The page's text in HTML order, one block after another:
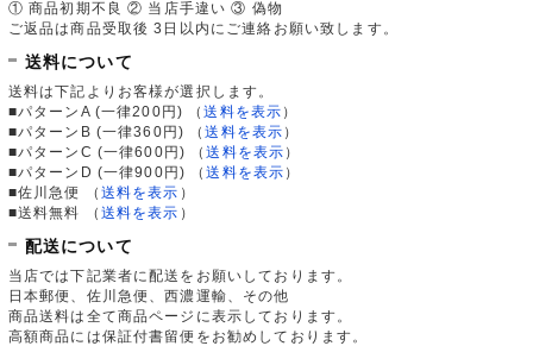
① 商品初期不良 ② 当店手違い ③ 偽物
ご返品は商品受取後 3日以内にご連絡お願い致します。
送料について
送料は下記よりお客様が選択します。
■パターンA (一律200円)
（送料を表示 ）
■パターンB (一律360円)
（送料を表示 ）
■パターンC (一律600円)
（送料を表示 ）
■パターンD (一律900円)
（送料を表示 ）
■佐川急便
（ 送料を表示 ）
■送料無料
（ 送料を表示 ）
配送について
当店では下記業者に配送をお願いしております。
日本郵便、佐川急便、西濃運輸、その他
商品送料は全て商品ページに表示しております。
高額商品には保証付書留便をお勧めしております。